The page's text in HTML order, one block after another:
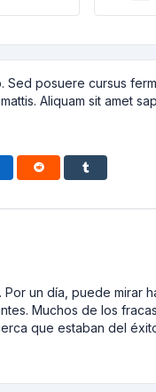
posuere cursus
Aliquam sit amet
un día, puede mirar
Muchos de los
que estaban del